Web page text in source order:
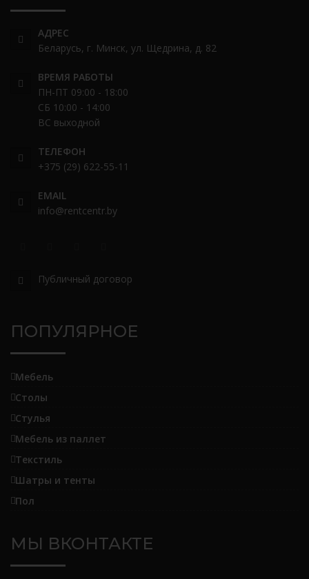
АДРЕС
Беларусь, г. Минск, ул. Щедрина, д. 82
ВРЕМЯ РАБОТЫ
ПН-ПТ 09:00 - 18:00
СБ 10:00 - 14:00
ВС выходной
ТЕЛЕФОН
+375 (29) 622-55-11
EMAIL
info@rentcentr.by
Публичный договор
ПОПУЛЯРНОЕ
Мебель
Столы
Стулья
Мебель из паллет
Текстиль
Шатры и тенты
Пол
МЫ ВКОНТАКТЕ